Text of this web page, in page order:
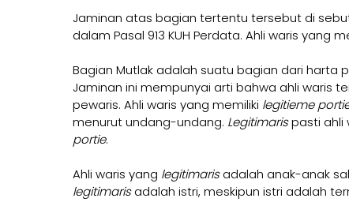
Jaminan atas bagian tertentu tersebut di
dalam Pasal 913 KUH Perdata. Ahli waris yang
Bagian Mutlak adalah suatu bagian dari harta
Jaminan ini mempunyai arti bahwa ahli waris
pewaris. Ahli waris yang memiliki legitieme
menurut undang-undang. Legitimaris pasti ahli
portie.
Ahli waris yang legitimaris adalah anak-anak
legitimaris adalah istri, meskipun istri adalah